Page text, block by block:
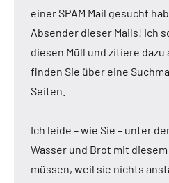
einer SPAM Mail gesucht
Absender dieser Mails! Ich
diesen Müll und zitiere dazu
finden Sie über eine
Seiten.
Ich leide – wie Sie – unter
Wasser und Brot mit
müssen, weil sie nichts